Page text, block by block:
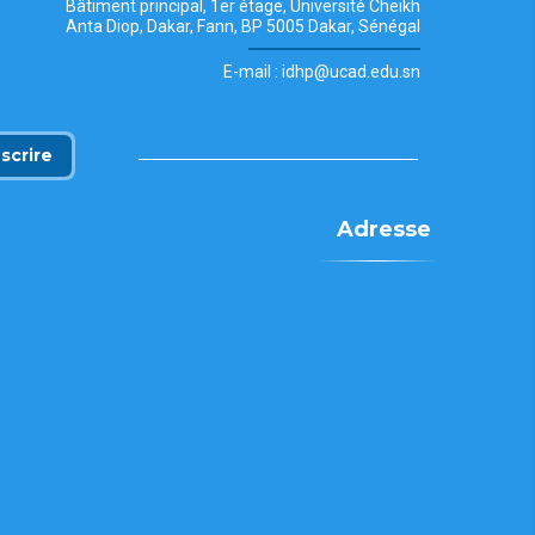
Bâtiment principal, 1er étage, Université Cheikh
Anta Diop, Dakar, Fann, BP 5005 Dakar, Sénégal
E-mail : idhp@ucad.edu.sn
Adresse